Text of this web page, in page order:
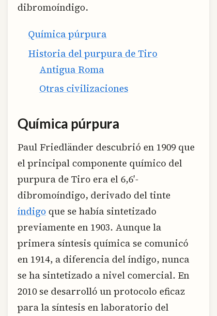
dibromoíndigo.
Química púrpura
Historia del purpura de Tiro
Antigua Roma
Otras civilizaciones
Química púrpura
Paul Friedländer descubrió en 1909 que
el principal componente químico del
purpura de Tiro era el 6,6′-
dibromoíndigo, derivado del tinte
índigo que se había sintetizado
previamente en 1903. Aunque la
primera síntesis química se comunicó
en 1914, a diferencia del índigo, nunca
se ha sintetizado a nivel comercial. En
2010 se desarrolló un protocolo eficaz
para la síntesis en laboratorio del